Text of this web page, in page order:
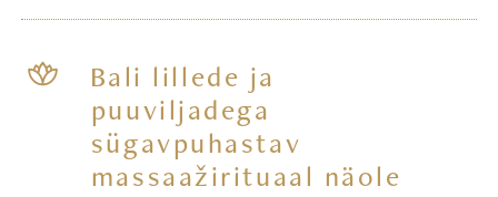
Bali lillede ja
puuviljadega
sügavpuhastav
massaažirituaal näole